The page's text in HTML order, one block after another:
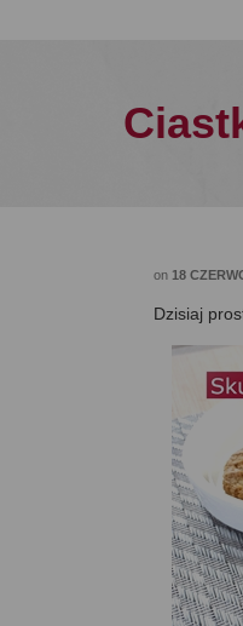
on 18
Dzisiaj